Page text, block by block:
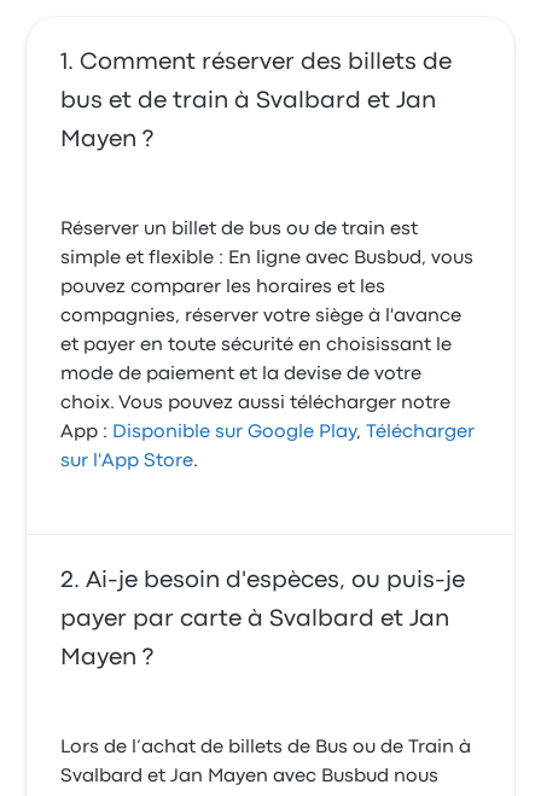
Comment réserver des billets de
bus et de train à Svalbard et Jan
Mayen ?
Réserver un billet de bus ou de train est
simple et flexible : En ligne avec Busbud, vous
pouvez comparer les horaires et les
compagnies, réserver votre siège à l'avance
et payer en toute sécurité en choisissant le
mode de paiement et la devise de votre
choix. Vous pouvez aussi télécharger notre
App : Disponible sur Google Play,
Télécharger
sur l'App Store.
Ai-je besoin d'espèces, ou puis-je
payer par carte à Svalbard et Jan
Mayen ?
Lors de l’achat de billets de Bus ou de Train à
Svalbard et Jan Mayen avec Busbud nous